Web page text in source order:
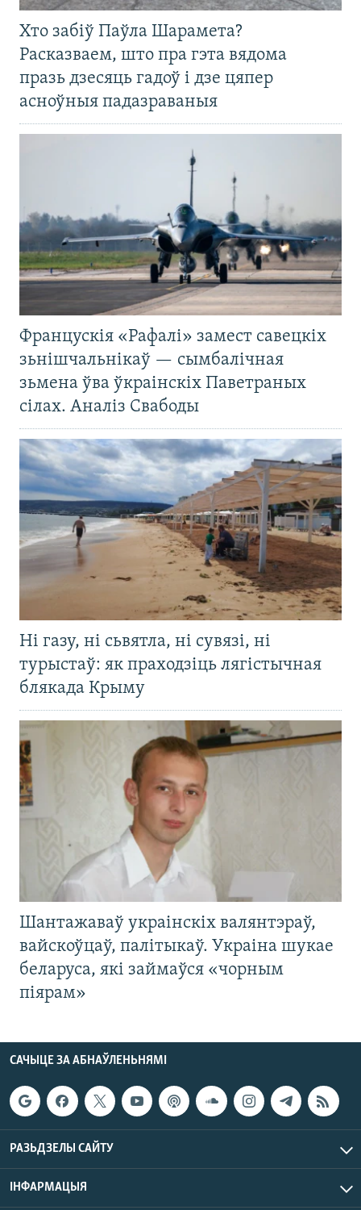
Хто забіў Паўла Шарамета?
Расказваем, што пра гэта вядома
празь дзесяць гадоў і дзе цяпер
асноўныя падазраваныя
Францускія «Рафалі» замест савецкіх
зьнішчальнікаў — сымбалічная
зьмена ўва ўкраінскіх Паветраных
сілах. Аналіз Свабоды
Ні газу, ні сьвятла, ні сувязі, ні
турыстаў: як праходзіць лягістычная
блякада Крыму
Шантажаваў украінскіх валянтэраў,
вайскоўцаў, палітыкаў. Украіна шукае
беларуса, які займаўся «чорным
піярам»
САЧЫЦЕ ЗА АБНАЎЛЕНЬНЯМІ
РАЗЬДЗЕЛЫ САЙТУ
ІНФАРМАЦЫЯ